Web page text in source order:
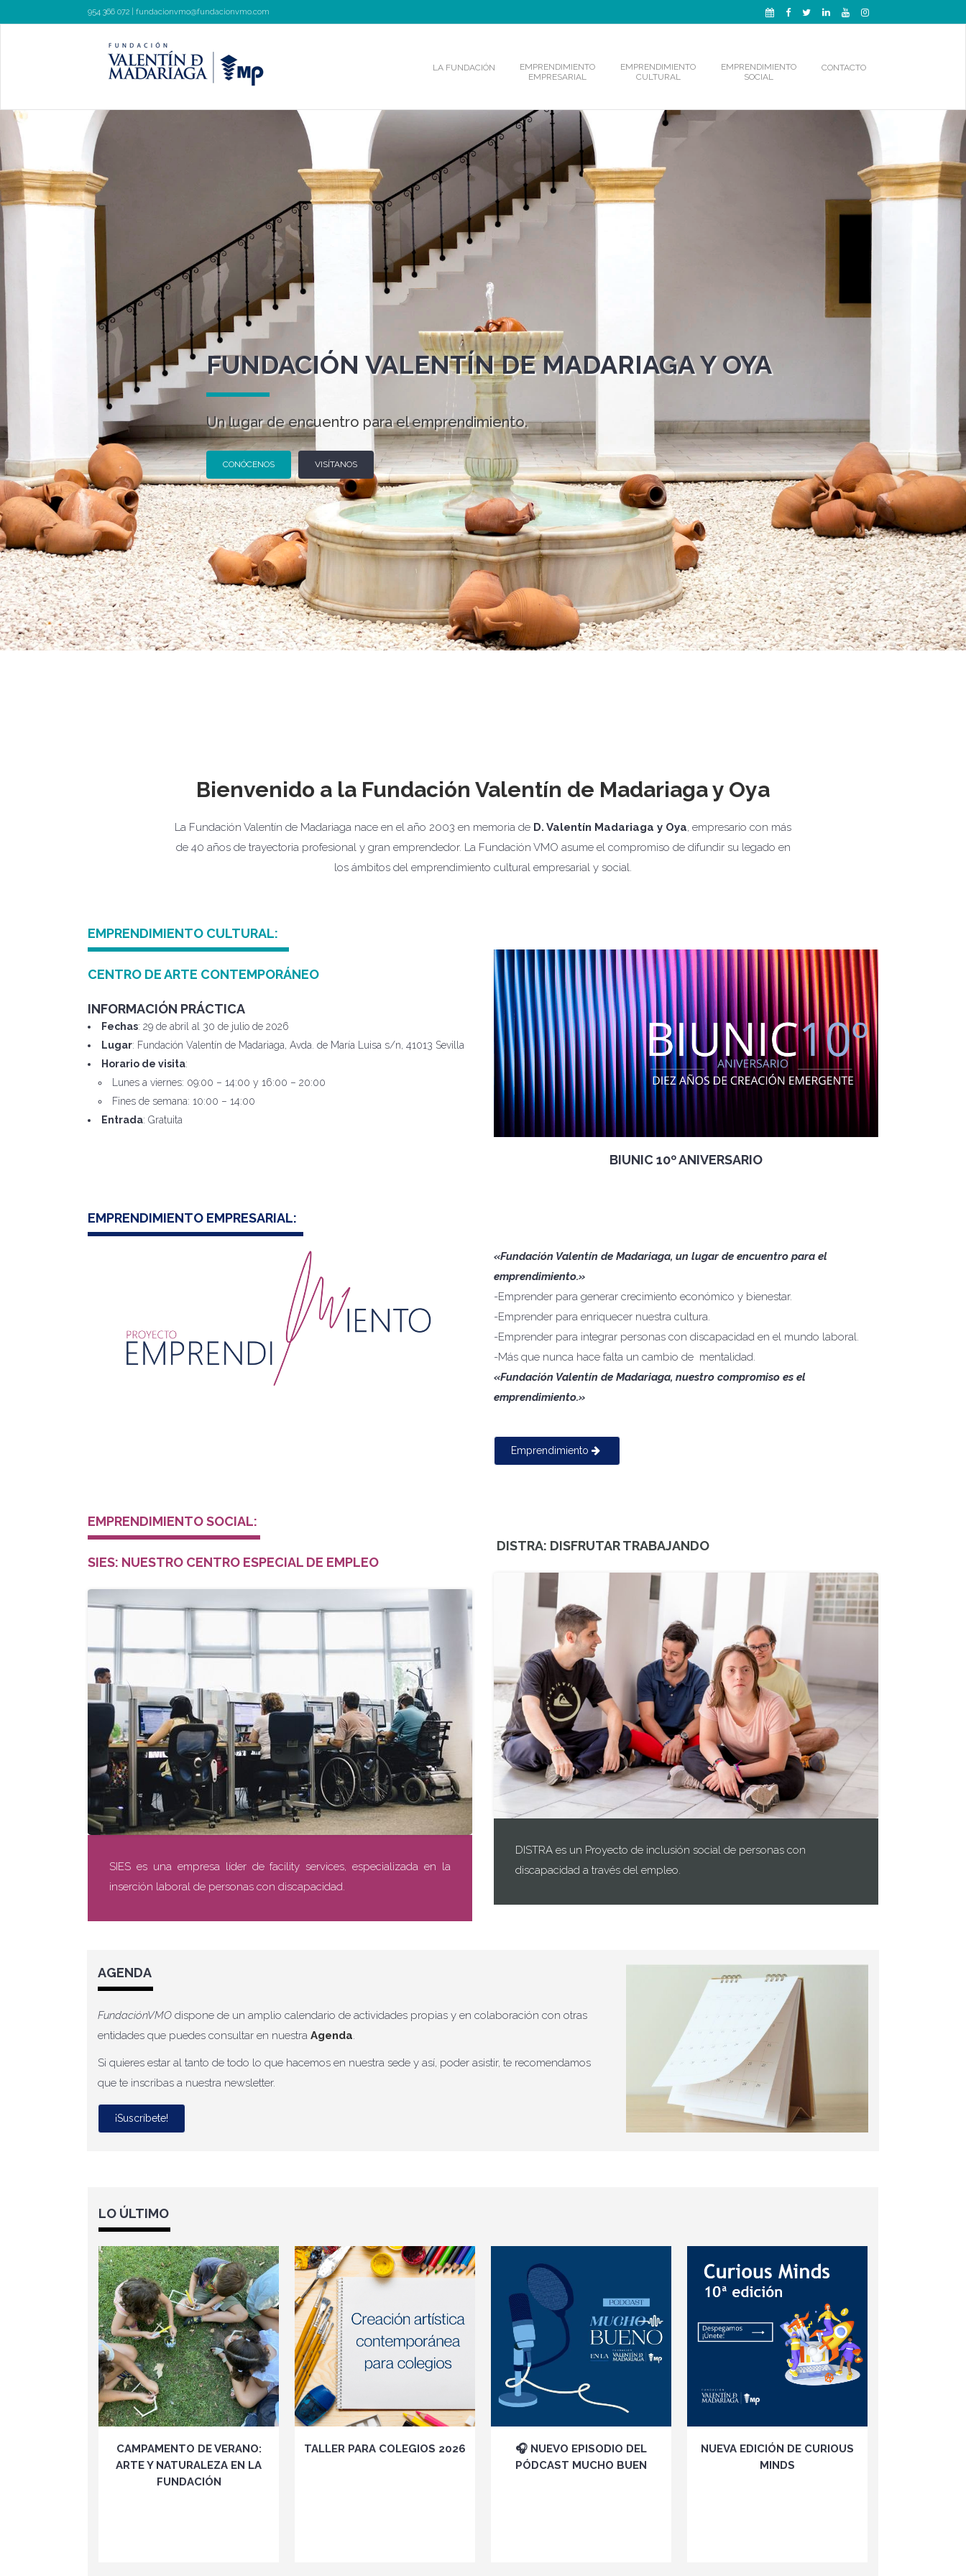
954 366 072 | fundacionvmo@fundacionvmo.com
LA FUNDACIÓN
EMPRENDIMIENTO
EMPRESARIAL
EMPRENDIMIENTO
CULTURAL
EMPRENDIMIENTO
SOCIAL
CONTACTO
FUNDACIÓN VALENTÍN DE MADARIAGA Y OYA
Un lugar de encuentro para el emprendimiento.
CONÓCENOS VISÍTANOS
Bienvenido a la Fundación Valentín de Madariaga y Oya
La Fundación Valentín de Madariaga nace en el año 2003 en memoria de D. Valentín Madariaga y Oya, empresario con más
de 40 años de trayectoria profesional y gran emprendedor. La Fundación VMO asume el compromiso de difundir su legado en
los ámbitos del emprendimiento cultural empresarial y social.
EMPRENDIMIENTO CULTURAL:
CENTRO DE ARTE CONTEMPORÁNEO
INFORMACIÓN PRÁCTICA
Fechas: 29 de abril al 30 de julio de 2026
Lugar: Fundación Valentín de Madariaga, Avda. de María Luisa s/n, 41013 Sevilla
Horario de visita:
Lunes a viernes: 09:00 – 14:00 y 16:00 – 20:00
Fines de semana: 10:00 – 14:00
Entrada: Gratuita
VER
BIUNIC 10º ANIVERSARIO
EMPRENDIMIENTO EMPRESARIAL:
«Fundación Valentín de Madariaga, un lugar de encuentro para el
emprendimiento.»
-Emprender para generar crecimiento económico y bienestar.
-Emprender para enriquecer nuestra cultura.
-Emprender para integrar personas con discapacidad en el mundo laboral.
-Más que nunca hace falta un cambio de mentalidad.
«Fundación Valentín de Madariaga, nuestro compromiso es el
emprendimiento.»
Emprendimiento
EMPRENDIMIENTO SOCIAL:
SIES: NUESTRO CENTRO ESPECIAL DE EMPLEO
SIES es una empresa líder de facility services, especializada en la
inserción laboral de personas con discapacidad.
DISTRA: DISFRUTAR TRABAJANDO
DISTRA es un Proyecto de inclusión social de personas con
discapacidad a través del empleo.
AGENDA
FundaciónVMO dispone de un amplio calendario de actividades propias y en colaboración con otras
entidades que puedes consultar en nuestra Agenda.
Si quieres estar al tanto de todo lo que hacemos en nuestra sede y así, poder asistir, te recomendamos
que te inscribas a nuestra newsletter.
¡Suscríbete!
LO ÚLTIMO
VER
CAMPAMENTO DE VERANO:
ARTE Y NATURALEZA EN LA
FUNDACIÓN
VER
TALLER PARA COLEGIOS 2026
🎧 NUEVO EPISODIO DEL
PÓDCAST MUCHO BUEN
VER
NUEVA EDICIÓN DE CURIOUS
MINDS